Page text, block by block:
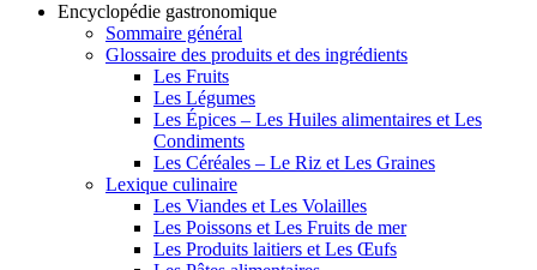
Encyclopédie gastronomique
Sommaire général
Glossaire des produits et des ingrédients
Les Fruits
Les Légumes
Les Épices – Les Huiles alimentaires et Les
Condiments
Les Céréales – Le Riz et Les Graines
Lexique culinaire
Les Viandes et Les Volailles
Les Poissons et Les Fruits de mer
Les Produits laitiers et Les Œufs